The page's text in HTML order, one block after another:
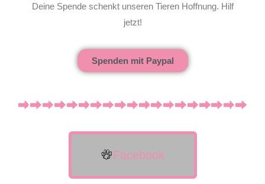
Deine Spende schenkt unseren Tieren Hoffnung. Hilf
jetzt!
Spenden mit Paypal
Facebook